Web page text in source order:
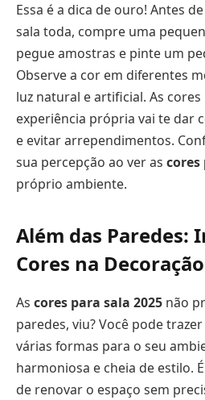
Essa é a dica de ouro! Antes
sala toda, compre uma
pegue amostras e pinte um
Observe a cor em diferentes
luz natural e artificial. As
experiência própria vai te dar
e evitar arrependimentos.
sua percepção ao ver as cores
próprio ambiente.
Além das Paredes:
Cores na Decoração
As cores para sala 2025 não
paredes, viu? Você pode
várias formas para o seu
harmoniosa e cheia de estilo.
de renovar o espaço sem